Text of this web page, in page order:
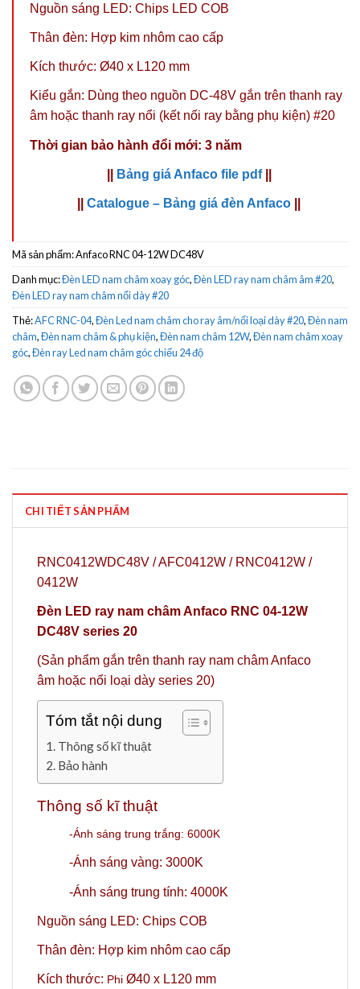
Nguồn sáng LED: Chips LED COB
Thân đèn: Hợp kim nhôm cao cấp
Kích thước: Ø40 x L120 mm
Kiểu gắn: Dùng theo nguồn DC-48V gắn trên thanh ray
âm hoặc thanh ray nổi (kết nối ray bằng phụ kiện) #20
Thời gian bảo hành đổi mới: 3 năm
Bảng giá Anfaco file pdf
Catalogue – Bảng giá đèn Anfaco
Mã sản phẩm:Anfaco RNC 04-12W DC48V
Danh mục:Đèn LED nam châm xoay góc,Đèn LED ray nam châm âm #20,
Đèn LED ray nam châm nổi dày #20
Thẻ:AFC RNC-04,Đèn Led nam châm cho ray âm/nổi loại dày #20,Đèn nam
châm,Đèn nam châm & phụ kiện,Đèn nam châm 12W,Đèn nam châm xoay
góc,Đèn ray Led nam châm góc chiếu 24 độ
CHI TIẾT SẢN PHẨM
RNC0412WDC48V / AFC0412W / RNC0412W /
0412W
Đèn LED ray nam châm Anfaco RNC 04-12W
DC48V series 20
(Sản phẩm gắn trên thanh ray nam châm Anfaco
âm hoặc nổi loại dày series 20)
Tóm tắt nội dung
Thông số kĩ thuật
Bảo hành
Thông số kĩ thuật
-Ánh sáng trung trắng: 6000K
-Ánh sáng vàng: 3000K
-Ánh sáng trung tính: 4000K
Nguồn sáng LED: Chips COB
Thân đèn: Hợp kim nhôm cao cấp
Kích thước: Phi Ø40 x L120 mm